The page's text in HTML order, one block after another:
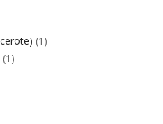
(1)
(1)